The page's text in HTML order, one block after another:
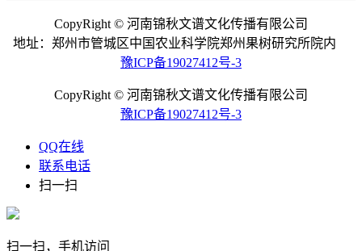
CopyRight © 河南锦秋文谱文化传播有限公司
地址：郑州市管城区中国农业科学院郑州果树研究所院内
豫ICP备19027412号-3
CopyRight © 河南锦秋文谱文化传播有限公司
豫ICP备19027412号-3
QQ在线
联系电话
扫一扫
扫一扫，手机访问